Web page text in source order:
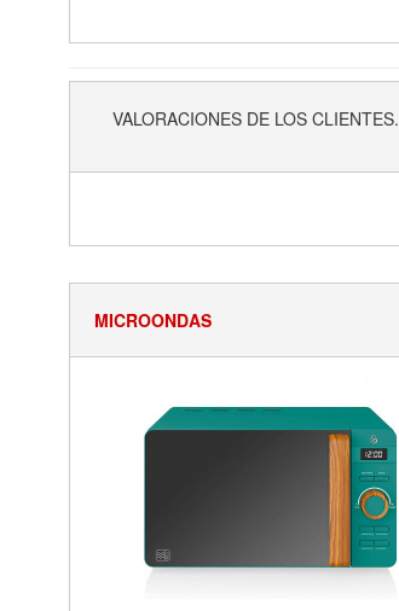
VALORACIONES DE LOS CLIENTES.
MICROONDAS